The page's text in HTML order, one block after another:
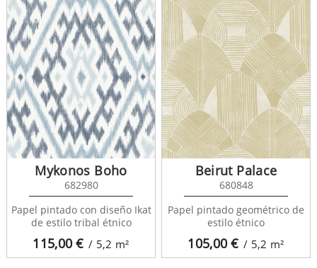
115,00€ / 5,2 m²
Mykonos Boho
682980
Papel pintado con diseño Ikat
de estilo tribal étnico
105,00€ / 5,2 m²
Beirut Palace
680848
Papel pintado geométrico de
estilo étnico